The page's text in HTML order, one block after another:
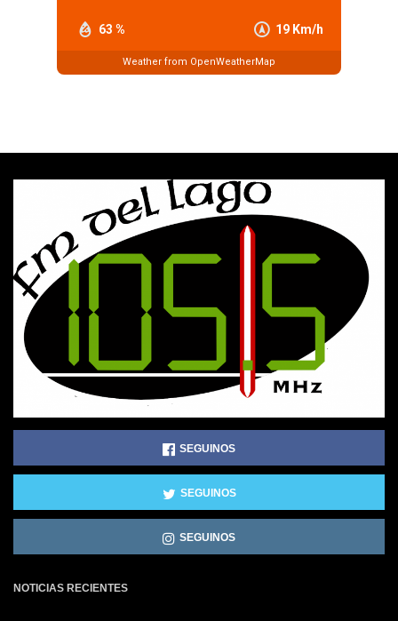
63 % 19 Km/h
Weather from OpenWeatherMap
SEGUINOS
SEGUINOS
SEGUINOS
NOTICIAS RECIENTES